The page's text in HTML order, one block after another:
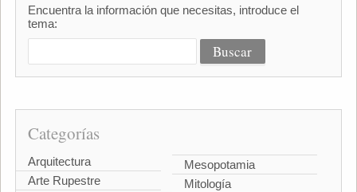
Encuentra la información que necesitas, introduce el
tema:
Categorías
Arquitectura
Arte Rupestre
Mesopotamia
Mitología